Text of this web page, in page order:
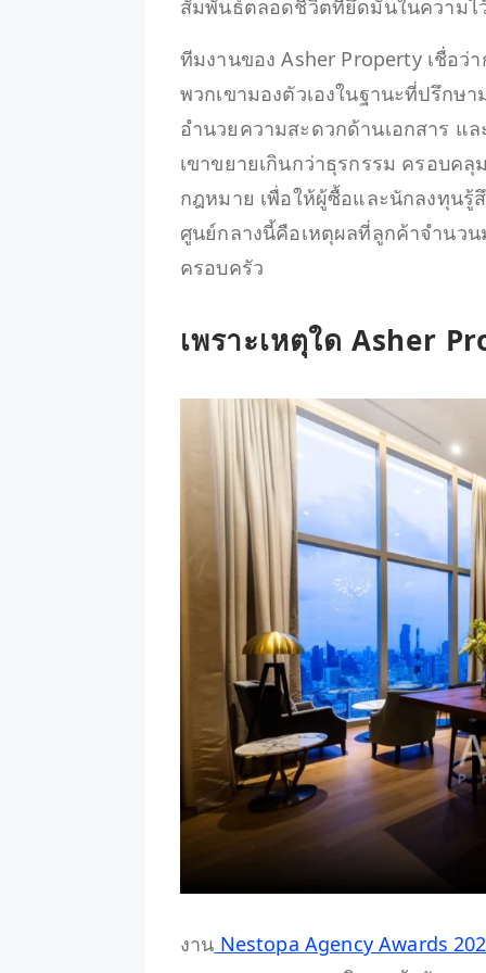
สัมพันธ์ตลอดชีวิตที่ยึดมั่นในความไ
ทีมงานของ Asher Property เชื่อ
พวกเขามองตัวเองในฐานะที่ปรึก
อำนวยความสะดวกด้านเอกสาร แ
เขาขยายเกินกว่าธุรกรรม ครอบค
กฎหมาย เพื่อให้ผู้ซื้อและนักลงทุนรู้
ศูนย์กลางนี้คือเหตุผลที่ลูกค้าจำนว
ครอบครัว
เพราะเหตุใด Asher
งาน Nestopa Agency Awards